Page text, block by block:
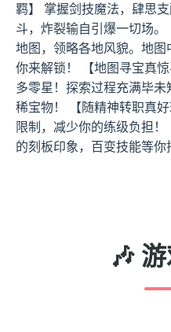
羁】 掌握剑技魔法，肆思
斗，炸裂输自引爆一切场
地图，领略各地风貌。地
你来解锁！ 【地图寻宝真
多零星！探索过程充满毕
稀宝物！ 【随精神转职真
限制，减少你的练级负担
的刻板印象，百变技能等你
🎶